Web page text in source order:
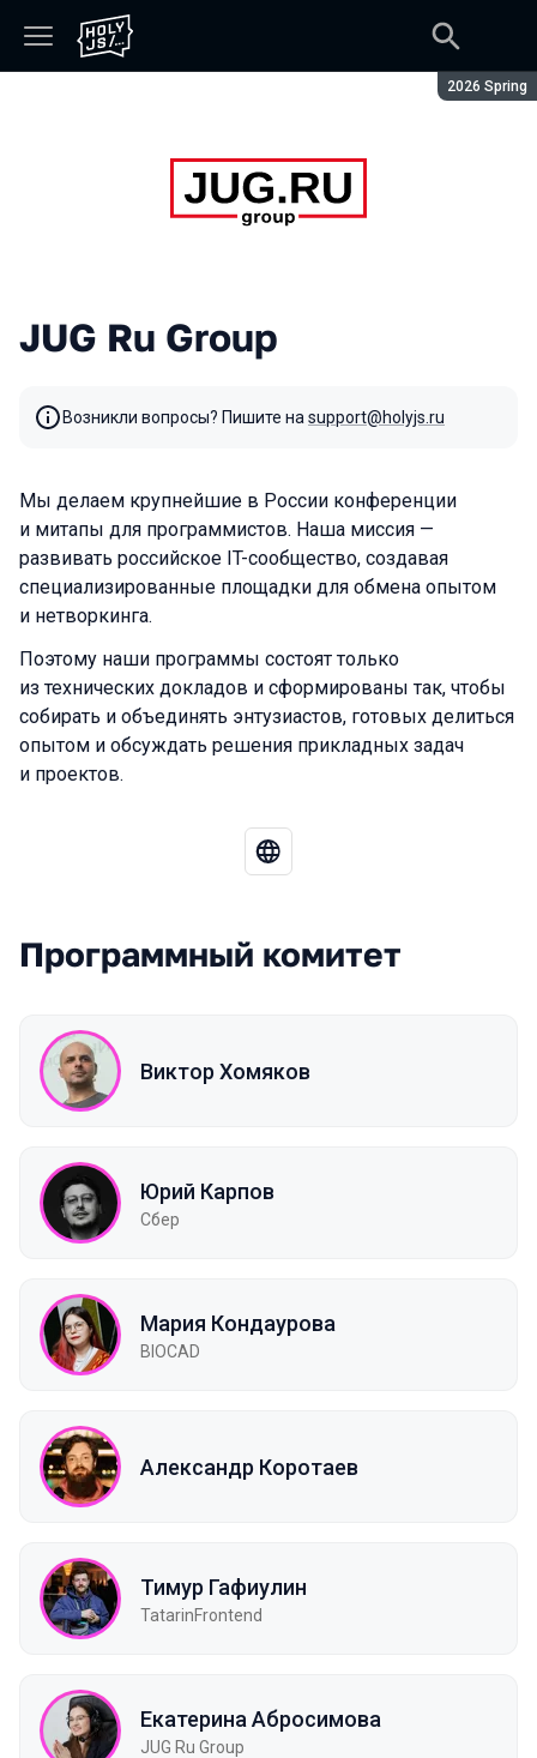
Сезон:
2026 Spring
JUG Ru Group
Возникли вопросы? Пишите наsupport@holyjs.ru
Мы делаем крупнейшие в России конференции
и митапы для программистов. Наша миссия —
развивать российское IT-сообщество, создавая
специализированные площадки для обмена опытом
и нетворкинга.
Поэтому наши программы состоят только
из технических докладов и сформированы так, чтобы
собирать и объединять энтузиастов, готовых делиться
опытом и обсуждать решения прикладных задач
и проектов.
Программный комитет
Виктор Хомяков
Юрий Карпов
Сбер
Мария Кондаурова
BIOCAD
Александр Коротаев
Тимур Гафиулин
TatarinFrontend
Екатерина Абросимова
JUG Ru Group